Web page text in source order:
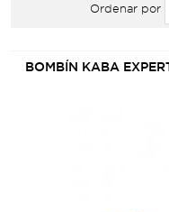
Ordenar por
BOMBÍN KABA